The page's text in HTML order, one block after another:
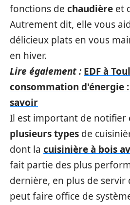
fonctions de chaudière et
Autrement dit, elle vous
délicieux plats en vous
en hiver.
Lire également : EDF à
consommation d'énergie
savoir
Il est important de notifier
plusieurs types de
dont la cuisinière à bois
fait partie des plus
dernière, en plus de servir
peut faire office de